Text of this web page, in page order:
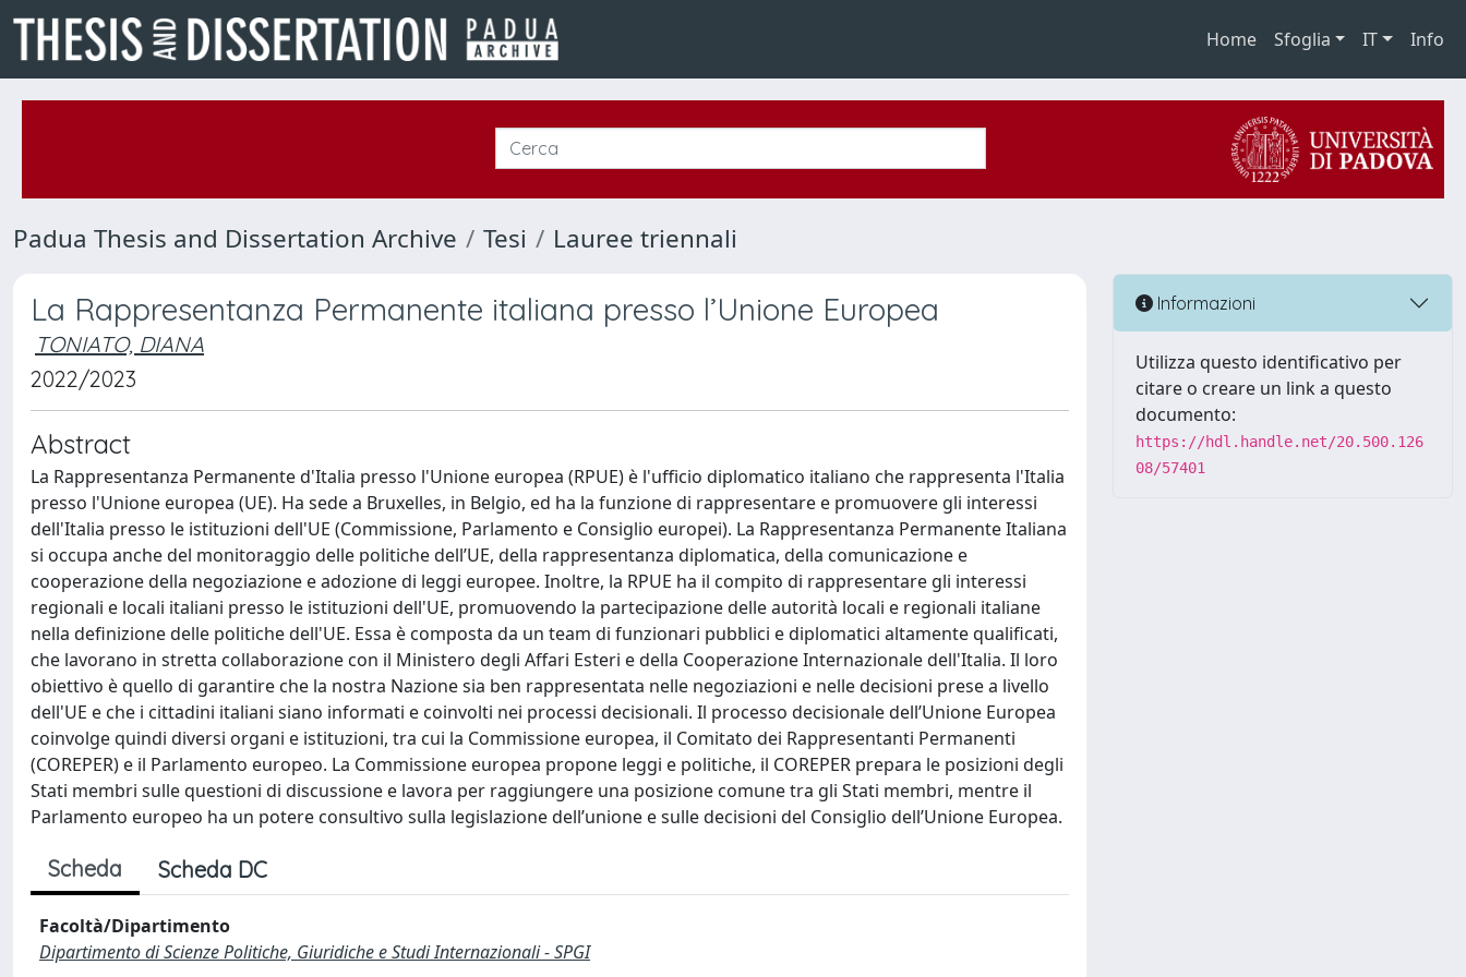
Home Sfoglia IT Info
Padua Thesis and Dissertation Archive Tesi Lauree triennali
La Rappresentanza Permanente italiana presso l’Unione Europea
TONIATO, DIANA
2022/2023
Abstract
La Rappresentanza Permanente d'Italia presso l'Unione europea (RPUE) è l'ufficio diplomatico italiano che rappresenta l'Italia
presso l'Unione europea (UE). Ha sede a Bruxelles, in Belgio, ed ha la funzione di rappresentare e promuovere gli interessi
dell'Italia presso le istituzioni dell'UE (Commissione, Parlamento e Consiglio europei). La Rappresentanza Permanente Italiana
si occupa anche del monitoraggio delle politiche dell’UE, della rappresentanza diplomatica, della comunicazione e
cooperazione della negoziazione e adozione di leggi europee. Inoltre, la RPUE ha il compito di rappresentare gli interessi
regionali e locali italiani presso le istituzioni dell'UE, promuovendo la partecipazione delle autorità locali e regionali italiane
nella definizione delle politiche dell'UE. Essa è composta da un team di funzionari pubblici e diplomatici altamente qualificati,
che lavorano in stretta collaborazione con il Ministero degli Affari Esteri e della Cooperazione Internazionale dell'Italia. Il loro
obiettivo è quello di garantire che la nostra Nazione sia ben rappresentata nelle negoziazioni e nelle decisioni prese a livello
dell'UE e che i cittadini italiani siano informati e coinvolti nei processi decisionali. Il processo decisionale dell’Unione Europea
coinvolge quindi diversi organi e istituzioni, tra cui la Commissione europea, il Comitato dei Rappresentanti Permanenti
(COREPER) e il Parlamento europeo. La Commissione europea propone leggi e politiche, il COREPER prepara le posizioni degli
Stati membri sulle questioni di discussione e lavora per raggiungere una posizione comune tra gli Stati membri, mentre il
Parlamento europeo ha un potere consultivo sulla legislazione dell’unione e sulle decisioni del Consiglio dell’Unione Europea.
Scheda Scheda DC
Facoltà/Dipartimento
Dipartimento di Scienze Politiche, Giuridiche e Studi Internazionali - SPGI
Informazioni
Utilizza questo identificativo per
citare o creare un link a questo
documento:
https://hdl.handle.net/20.500.126
08/57401